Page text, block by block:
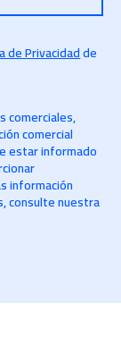
de Privacidadde
comerciales,
comercial
estar informado
información
consulte nuestra